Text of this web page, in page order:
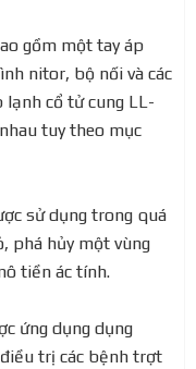
gồm một tay áp
nitor, bộ nối và các
lạnh cổ tử cung LL-
tuy theo mục
sử dụng trong quá
phá hủy một vùng
tiền ác tính.
ứng dụng dụng
trị các bệnh trợt